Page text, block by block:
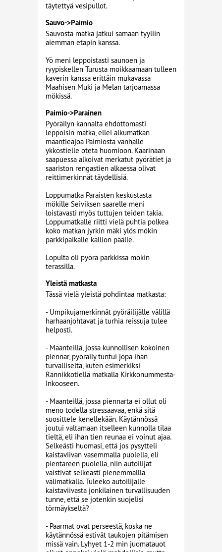
täytettyä vesipullot.
Sauvo->Paimio
Sauvosta matka jatkui samaan tyyliin
aiemman etapin kanssa.
Yö meni leppoistasti saunoen ja
ryypiskellen Turusta moikkaamaan tulleen
kaverin kanssa erittäin mukavassa
Maahisen Muki ja Melan tarjoamassa
mökissä.
Paimio->Parainen
Pyöräilyn kannalta ehdottomasti
leppoisin matka, ellei alkumatkan
maantieajoa Paimiosta vanhalle
ykköstielle oteta huomioon. Kaarinaan
saapuessa alkoivat merkatut pyörätiet ja
saariston rengastien alkaessa olivat
reittimerkinnät täydellisiä.
Loppumatka Paraisten keskustasta
mökille Seiviksen saarelle meni
loistavasti myös tuttujen teiden takia.
Loppumatkalle riitti vielä puhtia polkea
koko matkan jyrkin mäki ylös mökin
parkkipaikalle kallion päälle.
Lopulta oli pyörä parkkissa mökin
terassilla.
Yleistä matkasta
Tässä vielä yleistä pohdintaa matkasta:
- Umpikujamerkinnät pyöräilijälle välillä
harhaanjohtavat ja turhia reissuja tulee
helposti.
- Maanteillä, jossa kunnollisen kokoinen
piennar, pyöräily tuntui jopa ihan
turvalliselta, kuten esimerkiksi
Rannikkotiellä matkalla Kirkkonummesta-
Inkooseen.
- Maanteillä, jossa piennarta ei ollut oli
meno todella stressaavaa, enkä sitä
suosittele kenellekään. Käytännössä
joutui valtamaan itselleen kunnolla tilaa
tieltä, eli ihan tien reunaa ei voinut ajaa.
Selkeästi huomasi, että jos pysytteli
kaistaviivan vasemmalla puolella, eli
pientareen puolella, niin autoilijat
väistivät selkeästi pienemmälllä
välimatkalla. Tuleeko autoilijalle
kaistaviivasta jonkilainen turvallisuuden
tunne, että se jotenkin suojelisi
törmäykseltä?
- Paarmat ovat perseestä, koska ne
käytännössä estivät taukojen pitämisen
missä vain. Lyhyet 1-2 min juomatauot